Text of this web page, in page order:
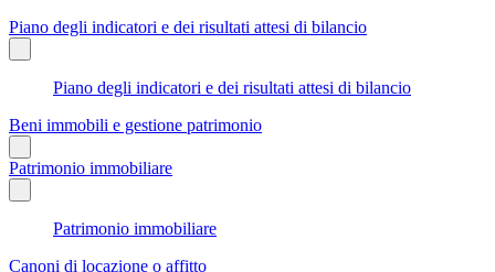
Piano degli indicatori e dei risultati attesi di bilancio
Piano degli indicatori e dei risultati attesi di bilancio
Beni immobili e gestione patrimonio
Patrimonio immobiliare
Patrimonio immobiliare
Canoni di locazione o affitto